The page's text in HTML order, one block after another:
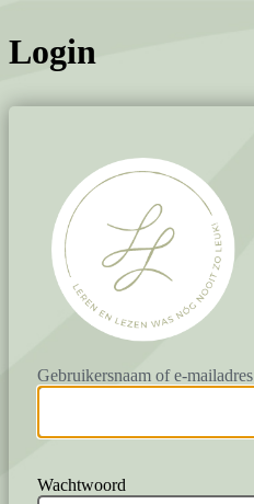
Login
Gebruikersnaam of e-mailadres
Wachtwoord